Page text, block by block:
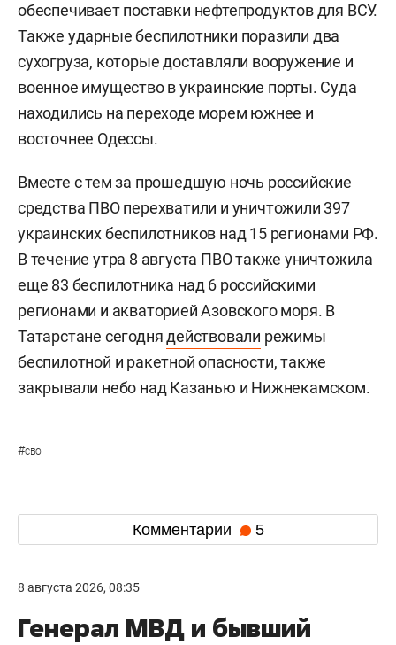
обеспечивает поставки нефтепродуктов для ВСУ.
Также ударные беспилотники поразили два
сухогруза, которые доставляли вооружение и
военное имущество в украинские порты. Суда
находились на переходе морем южнее и
восточнее Одессы.
Вместе с тем за прошедшую ночь российские
средства ПВО перехватили и уничтожили 397
украинских беспилотников над 15 регионами РФ.
В течение утра 8 августа ПВО также уничтожила
еще 83 беспилотника над 6 российскими
регионами и акваторией Азовского моря. В
Татарстане сегоднядействовали режимы
беспилотной и ракетной опасности, также
закрывали небо над Казанью и Нижнекамском.
#сво
Комментарии 5
8 августа 2026, 08:35
Генерал МВД и бывший